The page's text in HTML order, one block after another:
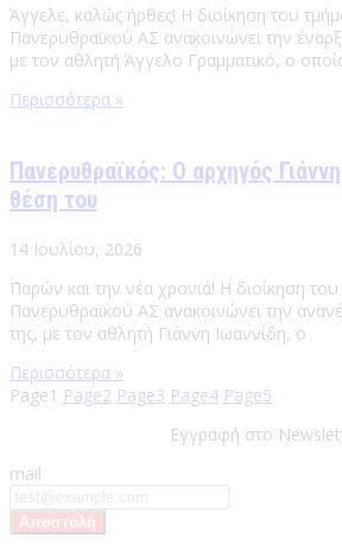
Άγγελε, καλώς ήρθες! Η διοίκηση του
Πανερυθραϊκού ΑΣ ανακοινώνει την
με τον αθλητή Άγγελο Γραμματικό, ο
Περισσότερα »
Πανερυθραϊκός: Ο αρχηγός
θέση του
14 Ιουλίου, 2026
Παρών και την νέα χρονιά! Η διοίκηση
Πανερυθραϊκού ΑΣ ανακοινώνει την
της, με τον αθλητή Γιάννη Ιωαννίδη, ο
Περισσότερα »
Page1 Page2 Page3 Page4 Page5
Εγγραφή στο
mail